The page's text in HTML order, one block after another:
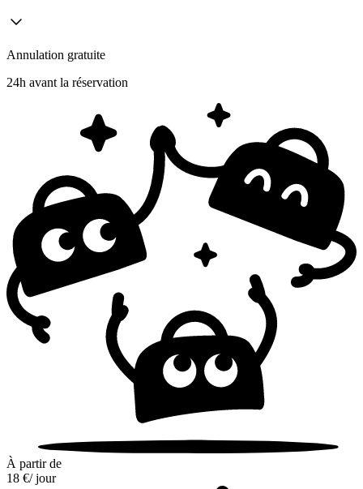
Annulation gratuite
24h avant la réservation
À partir de
18 €/ jour